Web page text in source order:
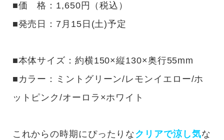
■価 格：1,650円（税込）
■発売日：7月15日(土)予定
■本体サイズ：約横150×縦130×奥行55mm
■カラー：ミントグリーン/レモンイエロー/ホ
ットピンク/オーロラ×ホワイト
これからの時期にぴったりなクリアで涼し気な